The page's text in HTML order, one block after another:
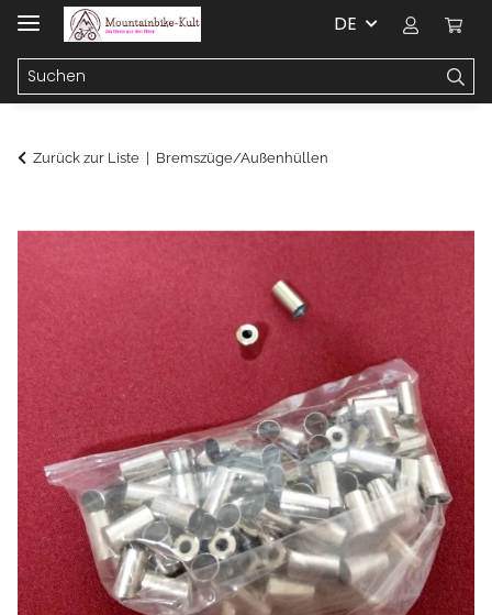
DE
Zurück zur Liste Bremszüge/Außenhüllen